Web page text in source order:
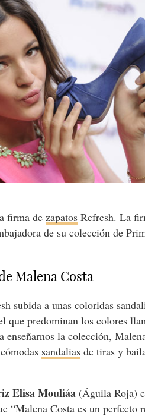
firma dezapatos Refresh. La
de su colección de
Malena Costa
subida a unas coloridas
que predominan los colores
enseñarnos la colección,
sandalias de tiras y
Elisa Mouliáa (Águila Roja)
“Malena Costa es un perfecto